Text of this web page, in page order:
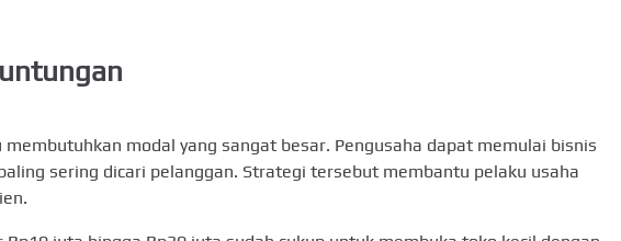
modal yang sangat besar. Pengusaha dapat memulai bisnis
sering dicari pelanggan. Strategi tersebut membantu pelaku usaha